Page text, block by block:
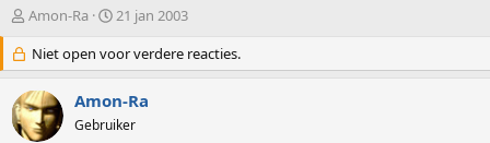
O
d
e
r
w
e
Amon-Ra
S
a
r
d
a
21 jan 2003
Niet open voor verdere reacties.
Amon-Ra
Gebruiker